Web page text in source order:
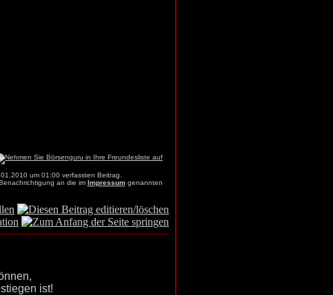
um 01:00 verfassten Beitrag.
an die im Impressumgenannten
ist!